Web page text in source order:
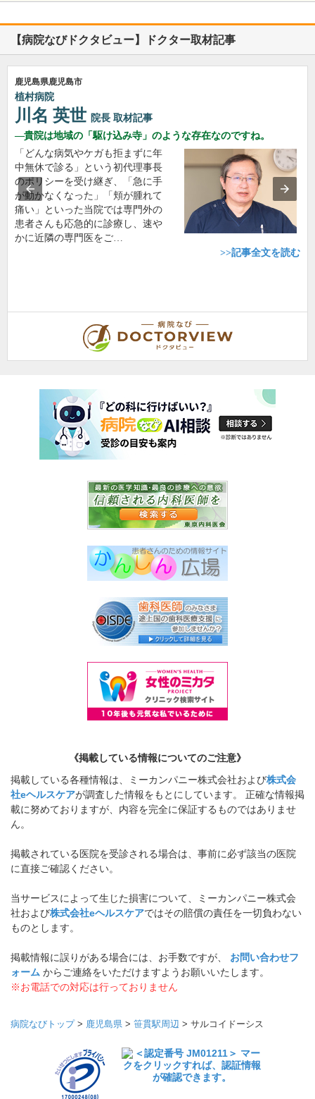
【病院なびドクタビュー】ドクター取材記事
鹿児島県鹿児島市
植村病院
川名 英世 院長 取材記事
貴院は地域の「駆け込み寺」のような存在なのですね。
「どんな病気やケガも拒まずに年
中無休で診る」という初代理事長
のポリシーを受け継ぎ、「急に手
が動かなくなった」「頬が腫れて
痛い」といった当院では専門外の
患者さんも応急的に診療し、速や
かに近隣の専門医をご…
>>記事全文を読む
《掲載している情報についてのご注意》
掲載している各種情報は、ミーカンパニー株式会社および株式会
社eヘルスケアが調査した情報をもとにしています。 正確な情報掲
載に努めておりますが、内容を完全に保証するものではありませ
ん。
掲載されている医院を受診される場合は、事前に必ず該当の医院
に直接ご確認ください。
当サービスによって生じた損害について、ミーカンパニー株式会
社および株式会社eヘルスケアではその賠償の責任を一切負わない
ものとします。
掲載情報に誤りがある場合には、お手数ですが、 お問い合わせフ
ォーム からご連絡をいただけますようお願いいたします。
※お電話での対応は行っておりません
病院なびトップ> 鹿児島県 > 笹貫駅周辺 > サルコイドーシス